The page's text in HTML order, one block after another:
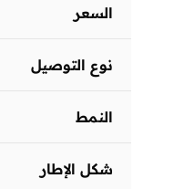
السعر

نوع التوصيل
النمط
شكل الإطار